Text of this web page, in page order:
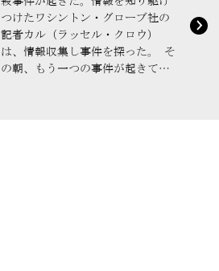
つけたワシントン・グローブ社の
記者カル（ラッセル・クロウ）
は、情報収集し事件を探った。 そ
の朝、もう一つの事件が起きてい